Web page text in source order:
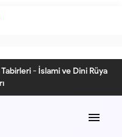
- İslami ve Dini Rüya